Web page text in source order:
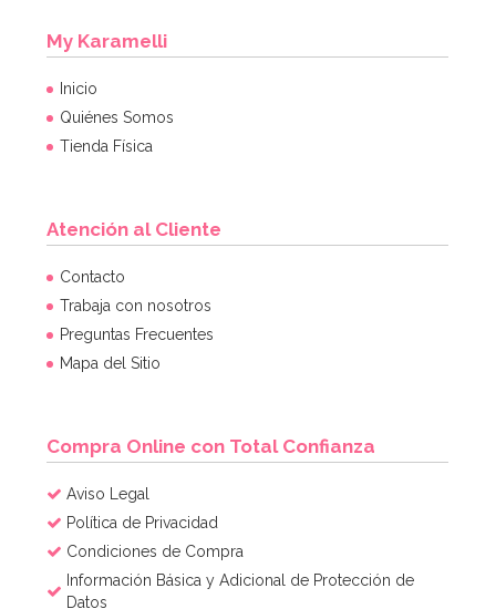
Winter Cookie Cutter Set AC
6,49€
AÑADIR
My Karamelli
Inicio
Quiénes Somos
Tienda Física
Atención al Cliente
Contacto
Trabaja con nosotros
Preguntas Frecuentes
Mapa del Sitio
Compra Online con Total Confianza
Aviso Legal
Política de Privacidad
Condiciones de Compra
Información Básica y Adicional de Protección de
Datos